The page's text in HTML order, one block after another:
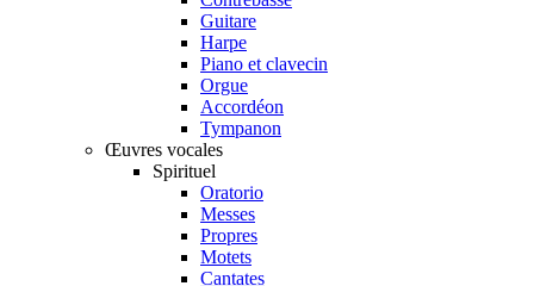
Guitare
Harpe
Piano et clavecin
Orgue
Accordéon
Tympanon
Œuvres vocales
Spirituel
Oratorio
Messes
Propres
Motets
Cantates